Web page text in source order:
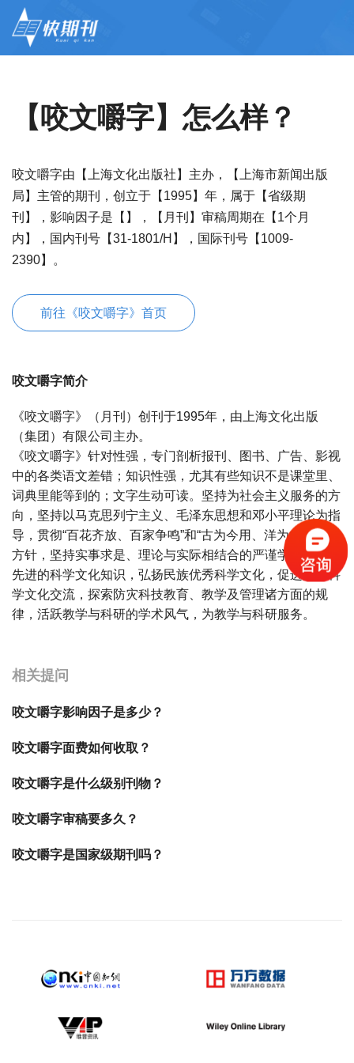
【咬文嚼字】怎么样？
咬文嚼字由【上海文化出版社】主办，【上海市新闻出版
局】主管的期刊，创立于【1995】年，属于【省级期
刊】，影响因子是【】，【月刊】审稿周期在【1个月
内】，国内刊号【31-1801/H】，国际刊号【1009-
2390】。
前往《咬文嚼字》首页
咬文嚼字简介
《咬文嚼字》（月刊）创刊于1995年，由上海文化出版
（集团）有限公司主办。
《咬文嚼字》针对性强，专门剖析报刊、图书、广告、影视
中的各类语文差错；知识性强，尤其有些知识不是课堂里、
词典里能等到的；文字生动可读。坚持为社会主义服务的方
向，坚持以马克思列宁主义、毛泽东思想和邓小平理论为指
导，贯彻“百花齐放、百家争鸣”和“古为今用、洋为中用”的
方针，坚持实事求是、理论与实际相结合的严谨学风，传播
先进的科学文化知识，弘扬民族优秀科学文化，促进国际科
学文化交流，探索防灾科技教育、教学及管理诸方面的规
律，活跃教学与科研的学术风气，为教学与科研服务。
相关提问
咬文嚼字影响因子是多少？
咬文嚼字面费如何收取？
咬文嚼字是什么级别刊物？
咬文嚼字审稿要多久？
咬文嚼字是国家级期刊吗？